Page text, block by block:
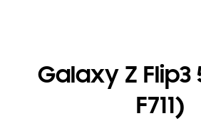
Galaxy Z Flip3
F711)